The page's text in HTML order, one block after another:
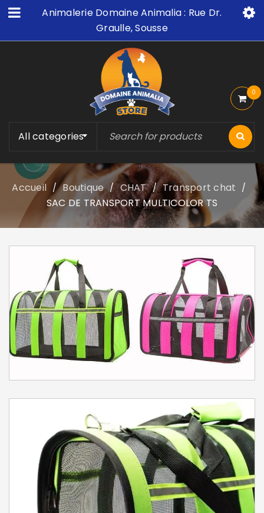
Animalerie Domaine Animalia : Rue Dr.
Graulle, Sousse
All categories
0
Accueil / Boutique / CHAT / Transport chat /
SAC DE TRANSPORT MULTICOLOR TS